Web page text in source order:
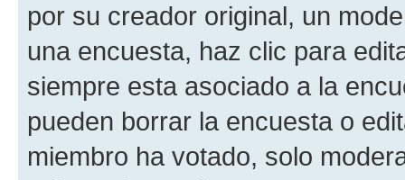
por su creador original, un
una encuesta, haz clic para
siempre esta asociado a la
pueden borrar la encuesta o
miembro ha votado, solo